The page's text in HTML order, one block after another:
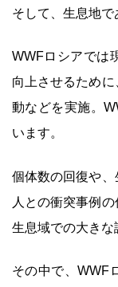
そして、生息地で
WWFロシアでは
向上させるため
動などを実施。
います。
個体数の回復や
人との衝突事例
生息域での大きな
その中で、WWF